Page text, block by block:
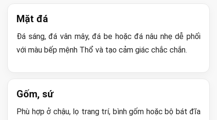
Mặt đá
Đá sáng, đá vân mây, đá be hoặc đá nâu nhẹ dễ phối
với màu bếp mệnh Thổ và tạo cảm giác chắc chắn.
Gốm, sứ
Phù hợp ở chậu, lọ trang trí, bình gốm hoặc bộ bát đĩa